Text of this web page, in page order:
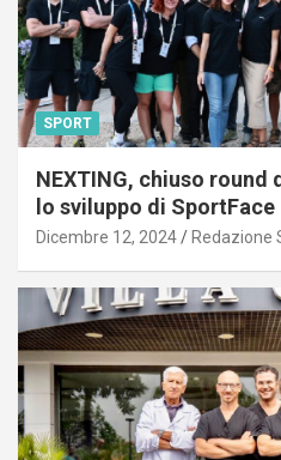
SPORT
NEXTING, chiuso
lo sviluppo di SportFace
Dicembre 12, 2024 Redazione